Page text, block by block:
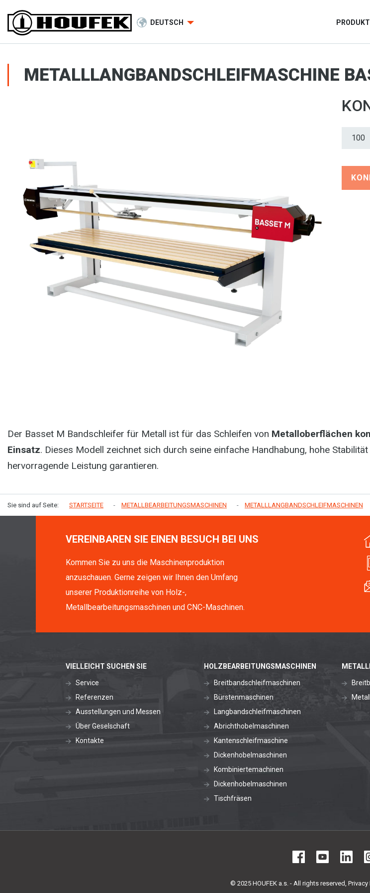
DEUTSCH
METALLLANGBANDSCHLEIFMASCHINE
100
Der Basset M Bandschleifer für Metall ist für das Schleifen von Metalloberflächen
Einsatz. Dieses Modell zeichnet sich durch seine einfache Handhabung, hohe
hervorragende Leistung garantieren.
Sie sind auf Seite: STARTSEITE METALLBEARBEITUNGSMASCHINEN METALLLANGBANDSCHLEIFMASCHINEN
VEREINBAREN SIE EINEN BESUCH BEI UNS
Kommen Sie zu uns die Maschinenproduktion
anzuschauen. Gerne zeigen wir Ihnen den Umfang
unserer Produktionreihe von Holz-,
Metallbearbeitungsmaschinen und CNC-Maschinen.
VIELLEICHT SUCHEN SIE
Service
Referenzen
Ausstellungen und Messen
Über Geselschaft
Kontakte
HOLZBEARBEITUNGSMASCHINEN
Breitbandschleifmaschinen
Bürstenmaschinen
Langbandschleifmaschinen
Abrichthobelmaschinen
Kantenschleifmaschine
Dickenhobelmaschinen
Kombiniertemachinen
Dickenhobelmaschinen
Tischfräsen
© 2025 HOUFEK a.s. - All rights reserved,